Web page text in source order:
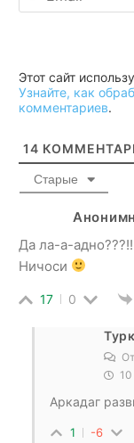
Этот сайт
Узнайте, как
комментариев.
14
Старые
Да ла-а-
Ничоси
17 0
Аркадаг
1 -6